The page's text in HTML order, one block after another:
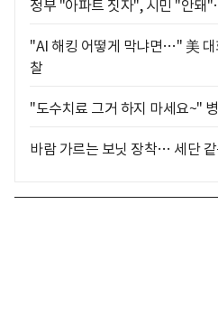
정부 "아파트 짓자", 시민 "안돼
"AI 해킹 어떻게 막냐면…" 美
찰
"도수치료 그거 하지 마세요~"
바람 가르는 보닛 장착… 세단